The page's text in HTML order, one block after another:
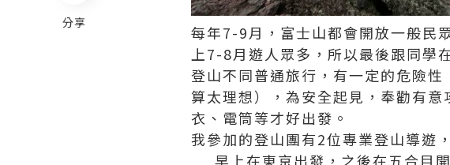
分享
每年7-9月，富士山都會開放一般民
上7-8月遊人眾多，所以最後跟同學
登山不同普通旅行，有一定的危險
算太理想），為安全起見，奉勸有
衣、電筒等才好出發。
我參加的登山團有2位專業登山導遊
早上在東京出發，之後在五合目